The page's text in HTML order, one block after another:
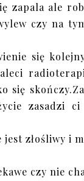
zapala ale
czy na
się
się
zasadzi
złośliwy i
czy nie